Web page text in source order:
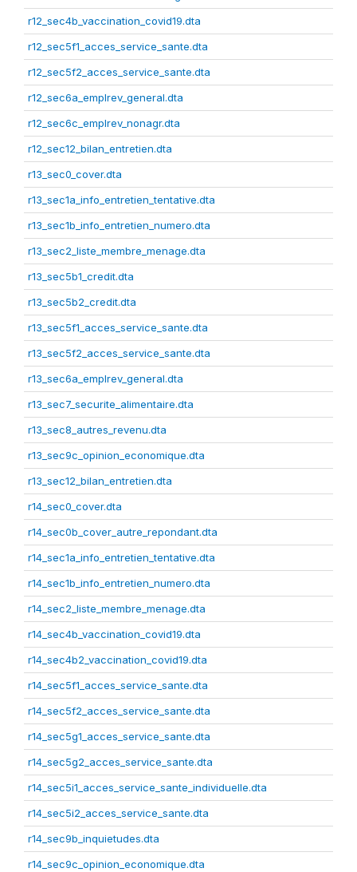
r12_sec4b_vaccination_covid19.dta
r12_sec5f1_acces_service_sante.dta
r12_sec5f2_acces_service_sante.dta
r12_sec6a_emplrev_general.dta
r12_sec6c_emplrev_nonagr.dta
r12_sec12_bilan_entretien.dta
r13_sec0_cover.dta
r13_sec1a_info_entretien_tentative.dta
r13_sec1b_info_entretien_numero.dta
r13_sec2_liste_membre_menage.dta
r13_sec5b1_credit.dta
r13_sec5b2_credit.dta
r13_sec5f1_acces_service_sante.dta
r13_sec5f2_acces_service_sante.dta
r13_sec6a_emplrev_general.dta
r13_sec7_securite_alimentaire.dta
r13_sec8_autres_revenu.dta
r13_sec9c_opinion_economique.dta
r13_sec12_bilan_entretien.dta
r14_sec0_cover.dta
r14_sec0b_cover_autre_repondant.dta
r14_sec1a_info_entretien_tentative.dta
r14_sec1b_info_entretien_numero.dta
r14_sec2_liste_membre_menage.dta
r14_sec4b_vaccination_covid19.dta
r14_sec4b2_vaccination_covid19.dta
r14_sec5f1_acces_service_sante.dta
r14_sec5f2_acces_service_sante.dta
r14_sec5g1_acces_service_sante.dta
r14_sec5g2_acces_service_sante.dta
r14_sec5i1_acces_service_sante_individuelle.dta
r14_sec5i2_acces_service_sante.dta
r14_sec9b_inquietudes.dta
r14_sec9c_opinion_economique.dta